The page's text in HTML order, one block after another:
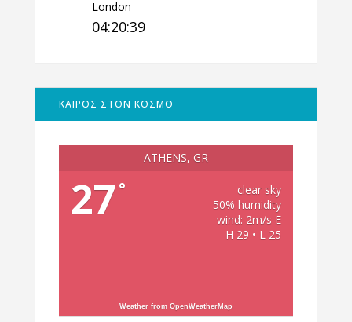
London
04:20:40
ΚΑΙΡΟΣ ΣΤΟΝ ΚΟΣΜΟ
ATHENS, GR
27 °
clear sky
50% humidity
wind: 2m/s E
H 29 • L 25
Weather from OpenWeatherMap